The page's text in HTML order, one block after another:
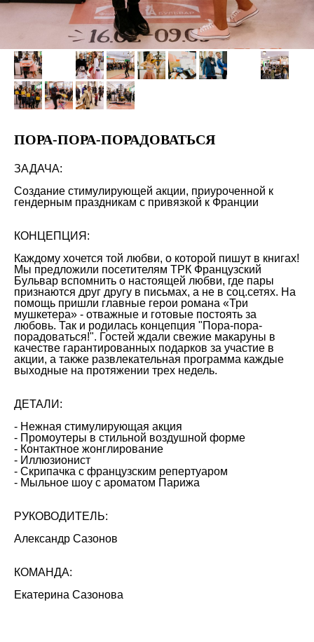
ПОРА-ПОРА-ПОРАДОВАТЬСЯ
ЗАДАЧА:
Создание стимулирующей акции, приуроченной к
гендерным праздникам с привязкой к Франции
КОНЦЕПЦИЯ:
Каждому хочется той любви, о которой пишут в книгах!
Мы предложили посетителям ТРК Французский
Бульвар вспомнить о настоящей любви, где пары
признаются друг другу в письмах, а не в соц.сетях. На
помощь пришли главные герои романа «Три
мушкетера» - отважные и готовые постоять за
любовь. Так и родилась концепция "Пора-пора-
порадоваться!". Гостей ждали свежие макаруны в
качестве гарантированных подарков за участие в
акции, а также развлекательная программа каждые
выходные на протяжении трех недель.
ДЕТАЛИ:
- Нежная стимулирующая акция
- Промоутеры в стильной воздушной форме
- Контактное жонглирование
- Иллюзионист
- Скрипачка с французским репертуаром
- Мыльное шоу с ароматом Парижа
РУКОВОДИТЕЛЬ:
Александр Сазонов
КОМАНДА:
Екатерина Сазонова